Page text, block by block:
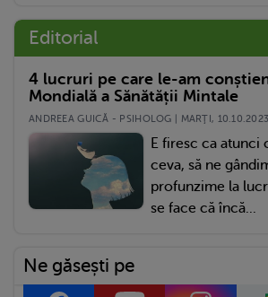
Editorial
4 lucruri pe care le-am
Mondială a Sănătății Mintale
ANDREEA GUICĂ - PSIHOLOG | MARŢI, 10.10.2023
E firesc ca atunci
ceva, să ne
profunzime la
se face că încă...
Ne găsești pe